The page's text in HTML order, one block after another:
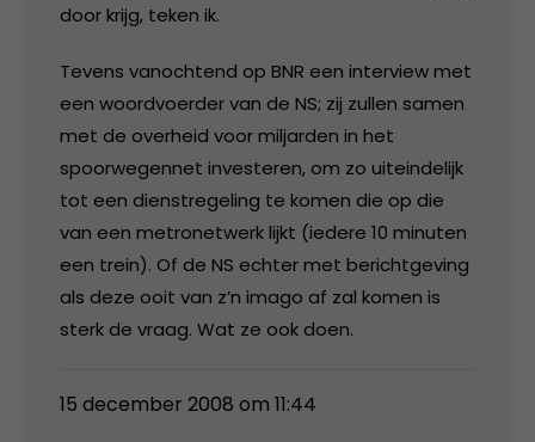
door krijg, teken ik.
Tevens vanochtend op BNR een interview met
een woordvoerder van de NS; zij zullen samen
met de overheid voor miljarden in het
spoorwegennet investeren, om zo uiteindelijk
tot een dienstregeling te komen die op die
van een metronetwerk lijkt (iedere 10 minuten
een trein). Of de NS echter met berichtgeving
als deze ooit van z’n imago af zal komen is
sterk de vraag. Wat ze ook doen.
15 december 2008 om 11:44